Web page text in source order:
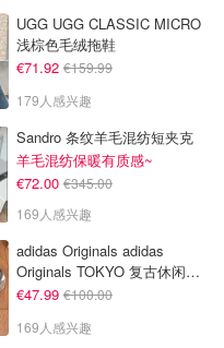
UGG UGG CLASSIC MICRO
浅棕色毛绒拖鞋
€71.92 €159.99
179人感兴趣
Sandro 条纹羊毛混纺短夹克
羊毛混纺保暖有质感~
€72.00 €345.00
169人感兴趣
adidas Originals adidas
Originals TOKYO 复古休闲鞋
深棕色
€47.99 €100.00
169人感兴趣